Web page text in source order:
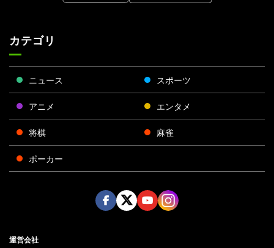
カテゴリ
ニュース スポーツ
アニメ エンタメ
将棋 麻雀
ポーカー
運営会社